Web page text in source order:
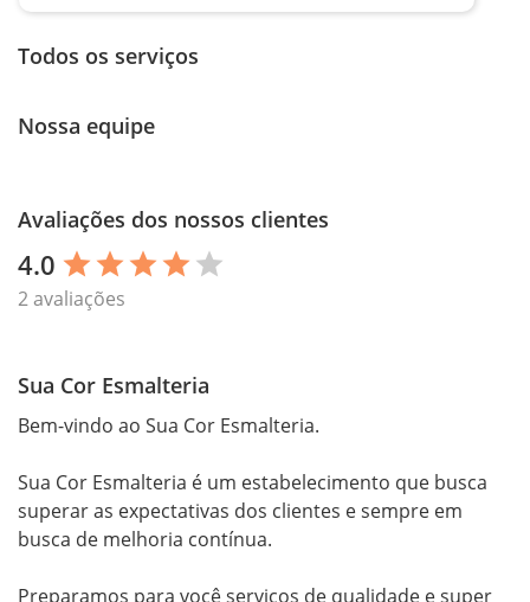
Todos os serviços
Nossa equipe
Avaliações dos nossos clientes
4.0 star star star star star
2 avaliações
Sua Cor Esmalteria
Bem-vindo ao Sua Cor Esmalteria.
Sua Cor Esmalteria é um estabelecimento que busca
superar as expectativas dos clientes e sempre em
busca de melhoria contínua.
Preparamos para você serviços de qualidade e super